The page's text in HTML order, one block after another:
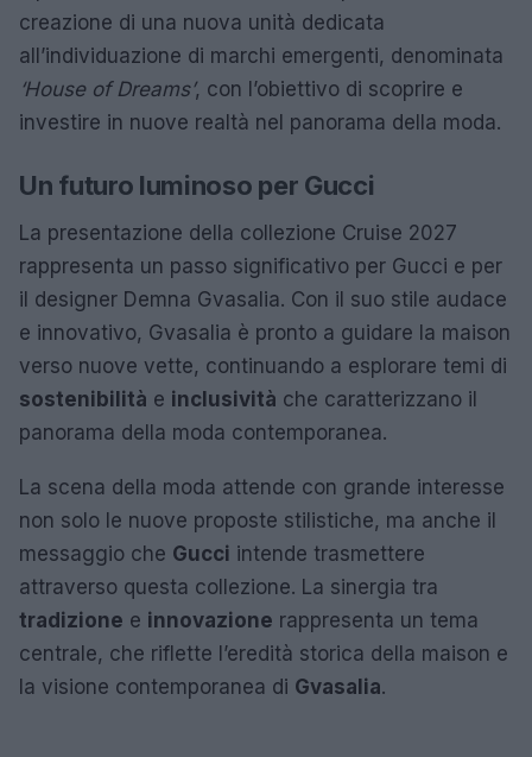
creazione di una nuova unità dedicata
all’individuazione di marchi emergenti, denominata
‘House of Dreams’, con l’obiettivo di scoprire e
investire in nuove realtà nel panorama della moda.
Un futuro luminoso per Gucci
La presentazione della collezione Cruise 2027
rappresenta un passo significativo per Gucci e per
il designer Demna Gvasalia. Con il suo stile audace
e innovativo, Gvasalia è pronto a guidare la maison
verso nuove vette, continuando a esplorare temi di
sostenibilità e inclusività che caratterizzano il
panorama della moda contemporanea.
La scena della moda attende con grande interesse
non solo le nuove proposte stilistiche, ma anche il
messaggio che Gucci intende trasmettere
attraverso questa collezione. La sinergia tra
tradizione e innovazione rappresenta un tema
centrale, che riflette l’eredità storica della maison e
la visione contemporanea di Gvasalia.